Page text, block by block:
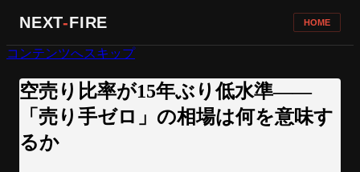
NEXT-FIRE HOME
コンテンツへスキップ
空売り比率が15年ぶり低水準——
「売り手ゼロ」の相場は何を意味す
るか